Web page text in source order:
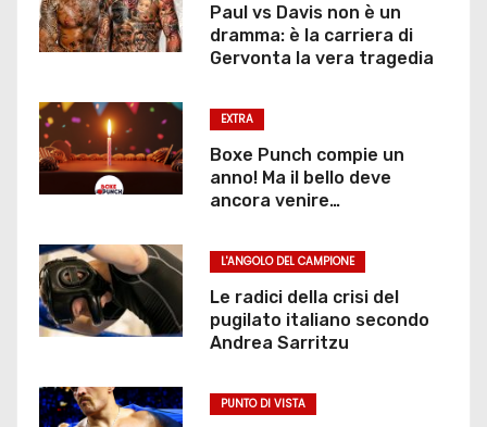
Paul vs Davis non è un
dramma: è la carriera di
Gervonta la vera tragedia
EXTRA
Boxe Punch compie un
anno! Ma il bello deve
ancora venire…
L'ANGOLO DEL CAMPIONE
Le radici della crisi del
pugilato italiano secondo
Andrea Sarritzu
PUNTO DI VISTA